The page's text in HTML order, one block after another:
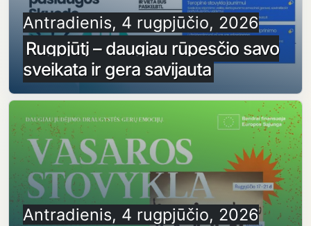
Antradienis, 4 rugpjūčio, 2026
Rugpjūtį – daugiau rūpesčio savo
sveikata ir gera savijauta
Antradienis, 4 rugpjūčio, 2026